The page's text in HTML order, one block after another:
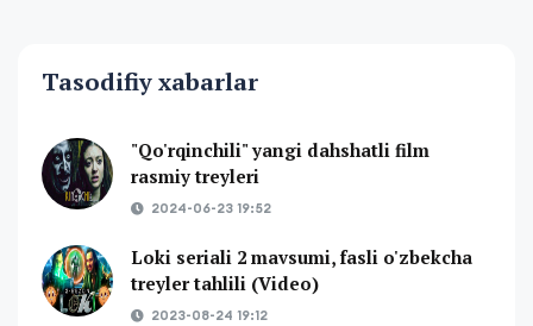
Tasodifiy xabarlar
"Qo'rqinchili" yangi dahshatli film
rasmiy treyleri
2024-06-23 19:52
Loki seriali 2 mavsumi, fasli o'zbekcha
treyler tahlili (Video)
2023-08-24 19:12